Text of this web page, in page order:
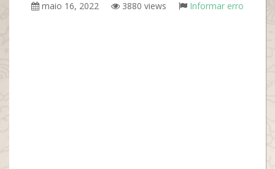
maio 16, 2022
3880 views Informar erro